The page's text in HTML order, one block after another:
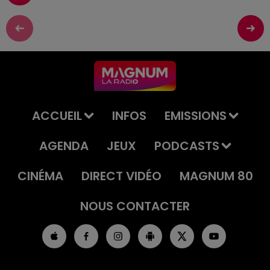
ACCUEIL INFOS
EMISSIONS
AGENDA
JEUX
PODCASTS
CINÉMA
DIRECT VIDÉO
MAGNUM 80
NOUS CONTACTER